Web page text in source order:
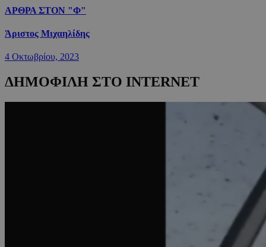
ΑΡΘΡΑ ΣΤΟΝ "Φ"
Άριστος Μιχαηλίδης
4 Οκτωβρίου, 2023
ΔΗΜΟΦΙΛΗ ΣΤΟ INTERNET